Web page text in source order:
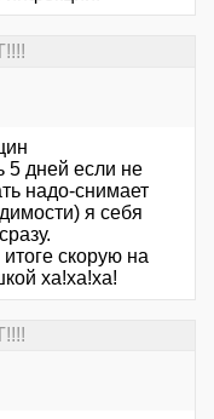
5 дней если не
надо-снимает
я себя
скорую на
ха!ха!ха!